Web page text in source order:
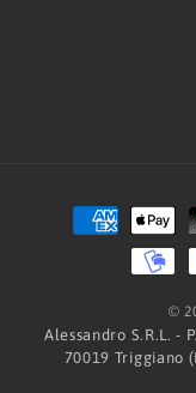
©
Alessandro S.R.L. -
70019 Triggiano